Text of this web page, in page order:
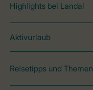
Highlights bei Landal
Aktivurlaub
Reisetipps und Themen